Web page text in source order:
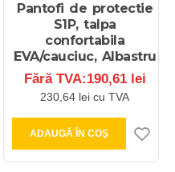
Pantofi de protectie
S1P, talpa
confortabila
EVA/cauciuc, Albastru
Fără TVA:190,61 lei
230,64 lei cu TVA
ADAUGĂ ÎN COŞ